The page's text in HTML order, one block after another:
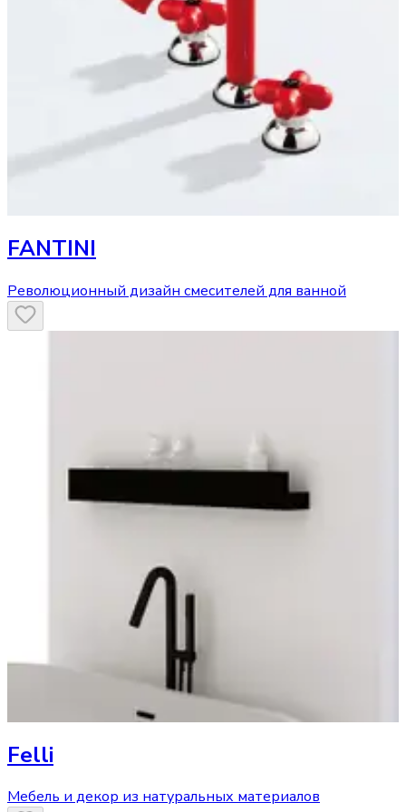
FANTINI
Революционный дизайн смесителей для ванной
Felli
Мебель и декор из натуральных материалов